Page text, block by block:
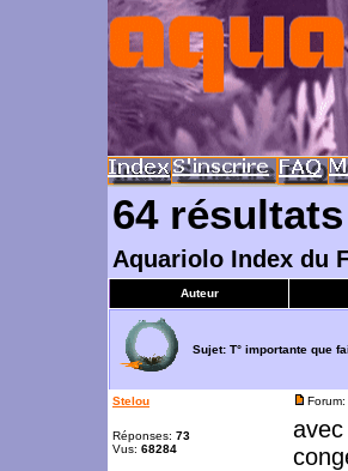
64
Aquariolo Index du
Auteur
Sujet: T° importante que
Stelou
Réponses: 73
Vus: 68284
Forum: